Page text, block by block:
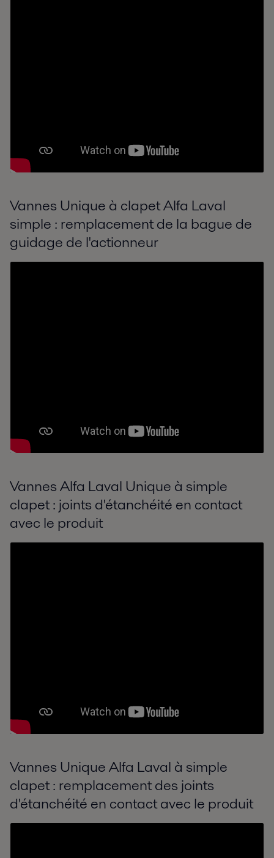
Vannes Unique à clapet Alfa Laval
simple : remplacement de la bague de
guidage de l'actionneur
Vannes Alfa Laval Unique à simple
clapet : joints d'étanchéité en contact
avec le produit
Vannes Unique Alfa Laval à simple
clapet : remplacement des joints
d'étanchéité en contact avec le produit